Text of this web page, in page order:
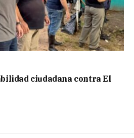
ciudadana contra El